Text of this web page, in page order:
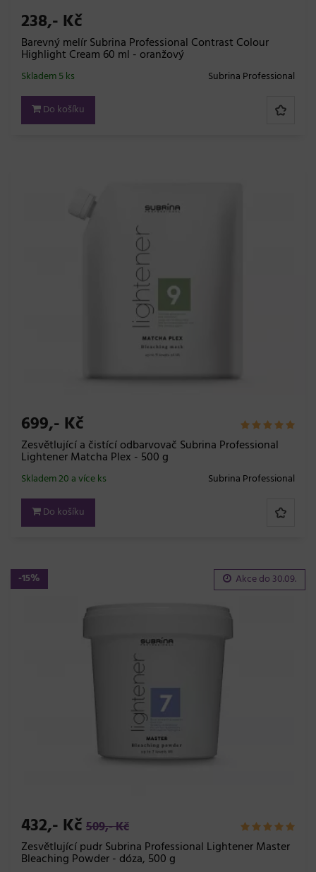
238,- Kč
Barevný melír Subrina Professional Contrast Colour
Highlight Cream 60 ml - oranžový
Subrina Professional
Skladem 5 ks
Do košíku
699,- Kč
Zesvětlující a čistící odbarvovač Subrina Professional
Lightener Matcha Plex - 500 g
Subrina Professional
Skladem 20 a více ks
Do košíku
-15% Akce do 30.09.
432,- Kč 509,- Kč
Zesvětlující pudr Subrina Professional Lightener Master
Bleaching Powder - dóza, 500 g